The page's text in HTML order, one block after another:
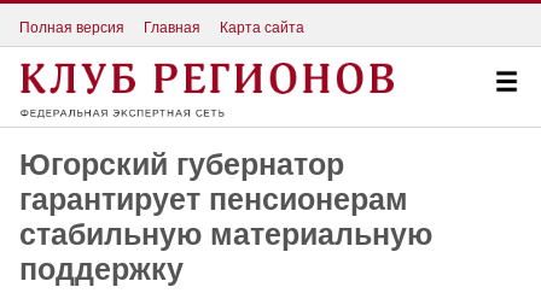
Полная версия Главная Карта сайта
Югорский губернатор
гарантирует пенсионерам
стабильную материальную
поддержку